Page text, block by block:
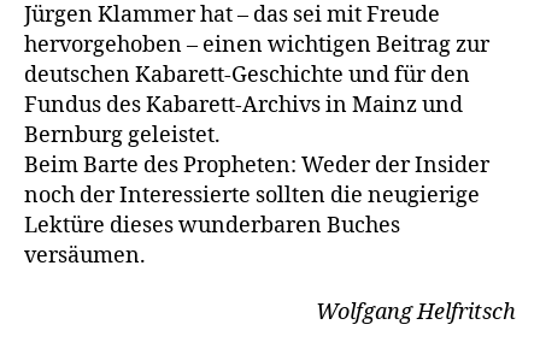
Jürgen Klammer hat – das sei mit Freude
hervorgehoben – einen wichti­gen Beitrag zur
deutschen Kabarett-Geschichte und für den
Fundus des Kabarett-Archivs in Mainz und
Bernburg geleistet.
Beim Barte des Propheten: Weder der Insider
noch der Interessierte sollten die neugierige
Lektüre dieses wunderbaren Buches
versäumen.
Wolfgang Helfritsch